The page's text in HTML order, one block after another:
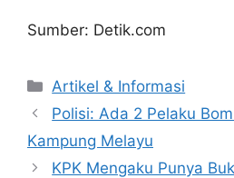
Sumber: Detik.com
Artikel & Informasi
Polisi: Ada 2 Pelaku
Kampung Melayu
KPK Mengaku Punya